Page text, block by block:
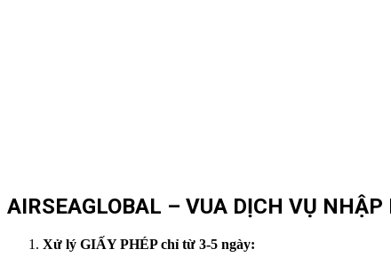
AIRSEAGLOBAL – VUA DỊCH VỤ
Xử lý GIẤY PHÉP chỉ từ 3-5 ngày: